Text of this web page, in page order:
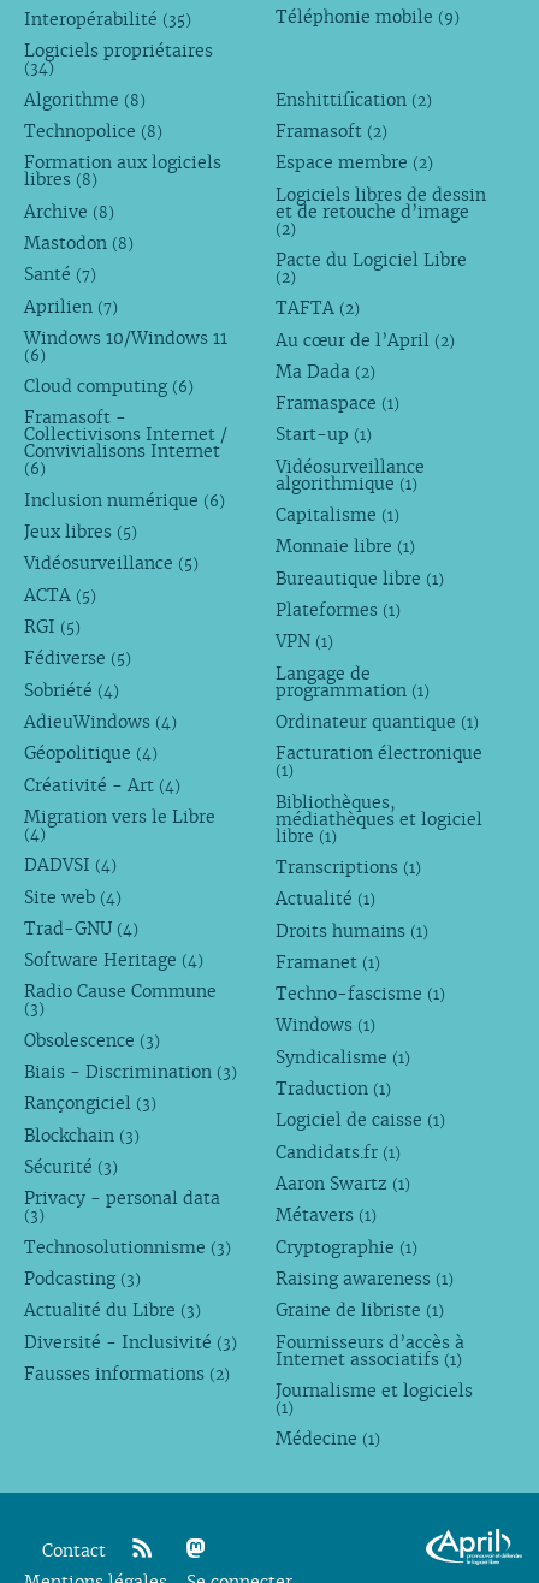
Interopérabilité (35)
Logiciels propriétaires
(34)
Téléphonie mobile (9)
Algorithme (8)
Technopolice (8)
Formation aux logiciels
libres (8)
Archive (8)
Mastodon (8)
Santé (7)
Aprilien (7)
Windows 10/Windows 11
(6)
Cloud computing (6)
Framasoft -
Collectivisons Internet /
Convivialisons Internet
(6)
Inclusion numérique (6)
Jeux libres (5)
Vidéosurveillance (5)
ACTA (5)
RGI (5)
Fédiverse (5)
Sobriété (4)
AdieuWindows (4)
Géopolitique (4)
Créativité - Art (4)
Migration vers le Libre
(4)
DADVSI (4)
Site web (4)
Trad-GNU (4)
Software Heritage (4)
Radio Cause Commune
(3)
Obsolescence (3)
Biais - Discrimination (3)
Rançongiciel (3)
Blockchain (3)
Sécurité (3)
Privacy - personal data
(3)
Technosolutionnisme (3)
Podcasting (3)
Actualité du Libre (3)
Diversité - Inclusivité (3)
Fausses informations (2)
Enshittification (2)
Framasoft (2)
Espace membre (2)
Logiciels libres de dessin
et de retouche d’image
(2)
Pacte du Logiciel Libre
(2)
TAFTA (2)
Au cœur de l’April (2)
Ma Dada (2)
Framaspace (1)
Start-up (1)
Vidéosurveillance
algorithmique (1)
Capitalisme (1)
Monnaie libre (1)
Bureautique libre (1)
Plateformes (1)
VPN (1)
Langage de
programmation (1)
Ordinateur quantique (1)
Facturation électronique
(1)
Bibliothèques,
médiathèques et logiciel
libre (1)
Transcriptions (1)
Actualité (1)
Droits humains (1)
Framanet (1)
Techno-fascisme (1)
Windows (1)
Syndicalisme (1)
Traduction (1)
Logiciel de caisse (1)
Candidats.fr (1)
Aaron Swartz (1)
Métavers (1)
Cryptographie (1)
Raising awareness (1)
Graine de libriste (1)
Fournisseurs d’accès à
Internet associatifs (1)
Journalisme et logiciels
(1)
Médecine (1)
Contact
rss mastodon